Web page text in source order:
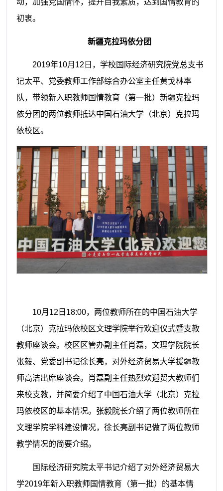
动，加强党国情怀，提升自我素质，达到国情教育的
初衷。
新疆克拉玛依分团
2019年10月12日，学校国际经济研究院党总支书
记太平、党委教师工作部综合办公室主任黄戈林率
队，带领新入职教师国情教育（第一批）新疆克拉玛
依分团的两位教师抵达中国石油大学（北京）克拉玛
依校区。
10月12日18:00，两位教师所在的中国石油大学
（北京）克拉玛依校区文理学院举行欢迎仪式暨支教
教师座谈会。校区区管办副主任肖磊，文理学院院长
张毅、党委副书记徐长亮，对外经济贸易大学援疆教
师高洁出席座谈会。肖磊副主任热烈欢迎贸大教师们
来校支教，并简要介绍了中国石油大学（北京）克拉
玛依校区的基本情况。张毅院长介绍了两位教师所在
文理学院学科建设情况，徐长亮副书记做了两位教师
教学情况的简要介绍。
国际经济研究院太平书记介绍了对外经济贸易大
学2019年新入职教师国情教育（第一批）的基本情